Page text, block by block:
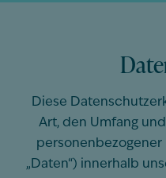
Diese
Art, den Umfang
„Daten“) innerhalb